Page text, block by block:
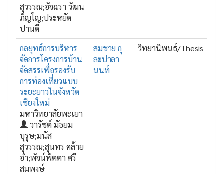
สุวรรณ;อัจฉรา วัฒน
ภิญโญ;ประหยัด
ปานดี
กลยุทธ์การบริหาร
จัดการโครงการบ้าน
จัดสรรเพื่อรองรับ
การท่องเที่ยวแบบ
ระยะยาวในจังหวัด
เชียงใหม่
มหาวิทยาลัยพะเยา
วารัชต์ มัธยม
บุรุษ;มนัส
สุวรรณ;สุนทร คล้าย
อ่ำ;พัจน์พิตตา ศรี
สมพงษ์
สมชาย กุ
ละปาลา
นนท์
วิทยานิพนธ์/Thesis